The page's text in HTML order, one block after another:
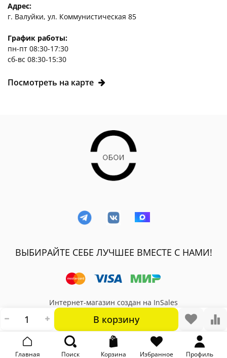
В корзину
Адрес:
г. Валуйки, ул. Коммунистическая 85
График работы:
пн-пт 08:30-17:30
сб-вс 08:30-15:30
Посмотреть на карте
ВЫБИРАЙТЕ СЕБЕ ЛУЧШЕЕ ВМЕСТЕ С НАМИ!
Интернет-магазин создан на InSales
Главная Поиск Корзина Избранное Профиль